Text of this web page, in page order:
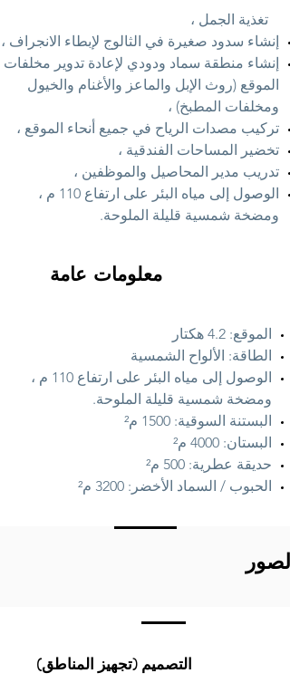
تغذية الجمل ،
إنشاء سدود صغيرة في الثالوج لإبطاء الانجراف ،
إنشاء منطقة سماد ودودي لإعادة تدوير مخلفات
الموقع (روث الإبل والماعز والأغنام والخيول
ومخلفات المطبخ) ،
تركيب مصدات الرياح في جميع أنحاء الموقع ،
تخضير المساحات الفندقية ،
تدريب مدير المحاصيل والموظفين ،
الوصول إلى مياه البئر على ارتفاع 110 م ،
ومضخة شمسية قليلة الملوحة.
معلومات عامة
الموقع: 4.2 هكتار
الطاقة: الألواح الشمسية
الوصول إلى مياه البئر على ارتفاع 110 م ،
ومضخة شمسية قليلة الملوحة.
البستنة السوقية: 1500 م²
البستان: 4000 م²
حديقة عطرية: 500 م²
الحبوب / السماد الأخضر: 3200 م²
التصميم (تجهيز المناطق)